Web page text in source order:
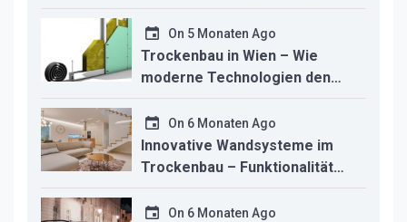
liege den unterschied für ihr
studio macht
On 5 Monaten Ago
Trockenbau in Wien – Wie
moderne Technologien den
Innenausbau revolutionieren
On 6 Monaten Ago
Innovative Wandsysteme im
Trockenbau – Funktionalität
trifft modernes Design
On 6 Monaten Ago